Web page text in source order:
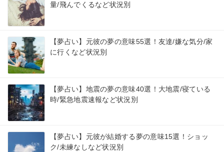
量/飛んでくるなど状況別
【夢占い】元彼の夢の意味55選！友達/嫌な気分/家
に行くなど状況別
【夢占い】地震の夢の意味40選！大地震/寝ている
時/緊急地震速報など状況別
【夢占い】元彼が結婚する夢の意味15選！ショッ
ク/未練なしなど状況別